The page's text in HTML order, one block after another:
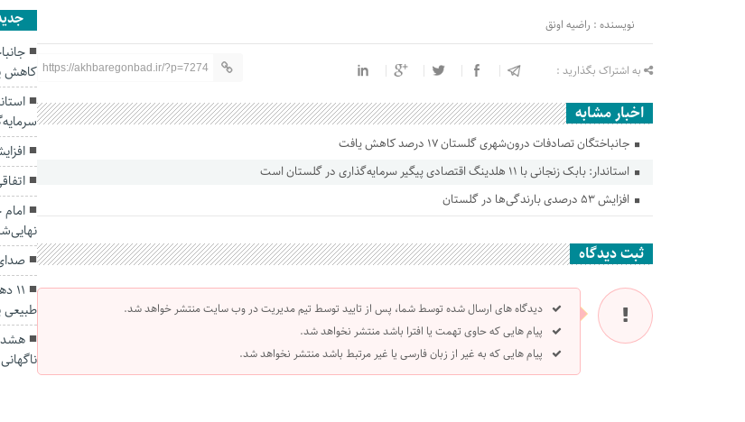
نویسنده : راضیه اونق
به اشتراک بگذارید : https://akhbaregonbad.ir/?p=7274
اخبار مشابه
جانباختگان تصادفات درون‌شهری گلستان ۱۷ درصد کاهش یافت
استاندار: بابک زنجانی با ۱۱ هلدینگ اقتصادی پیگیر سرمایه‌گذاری در گلستان است
افزایش ۵۳ درصدی بارندگی‌ها در گلستان
ثبت دیدگاه
دیدگاه های ارسال شده توسط شما، پس از تایید توسط تیم مدیریت در وب سایت منتشر خواهد شد.
پیام هایی که حاوی تهمت یا افترا باشد منتشر نخواهد شد.
پیام هایی که به غیر از زبان فارسی یا غیر مرتبط باشد منتشر نخواهد شد.
کاهش
افزایش ۵۳ درصدی
طبیعی